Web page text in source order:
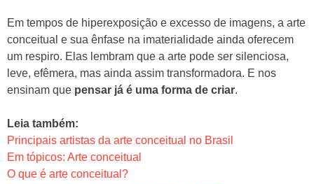
Em tempos de hiperexposição e excesso de imagens, a arte
conceitual e sua ênfase na imaterialidade ainda oferecem
um respiro. Elas lembram que a arte pode ser silenciosa,
leve, efêmera, mas ainda assim transformadora. E nos
ensinam que pensar já é uma forma de criar.
Leia também:
Principais artistas da arte conceitual no Brasil
Em tópicos: Arte conceitual
O que é arte conceitual?